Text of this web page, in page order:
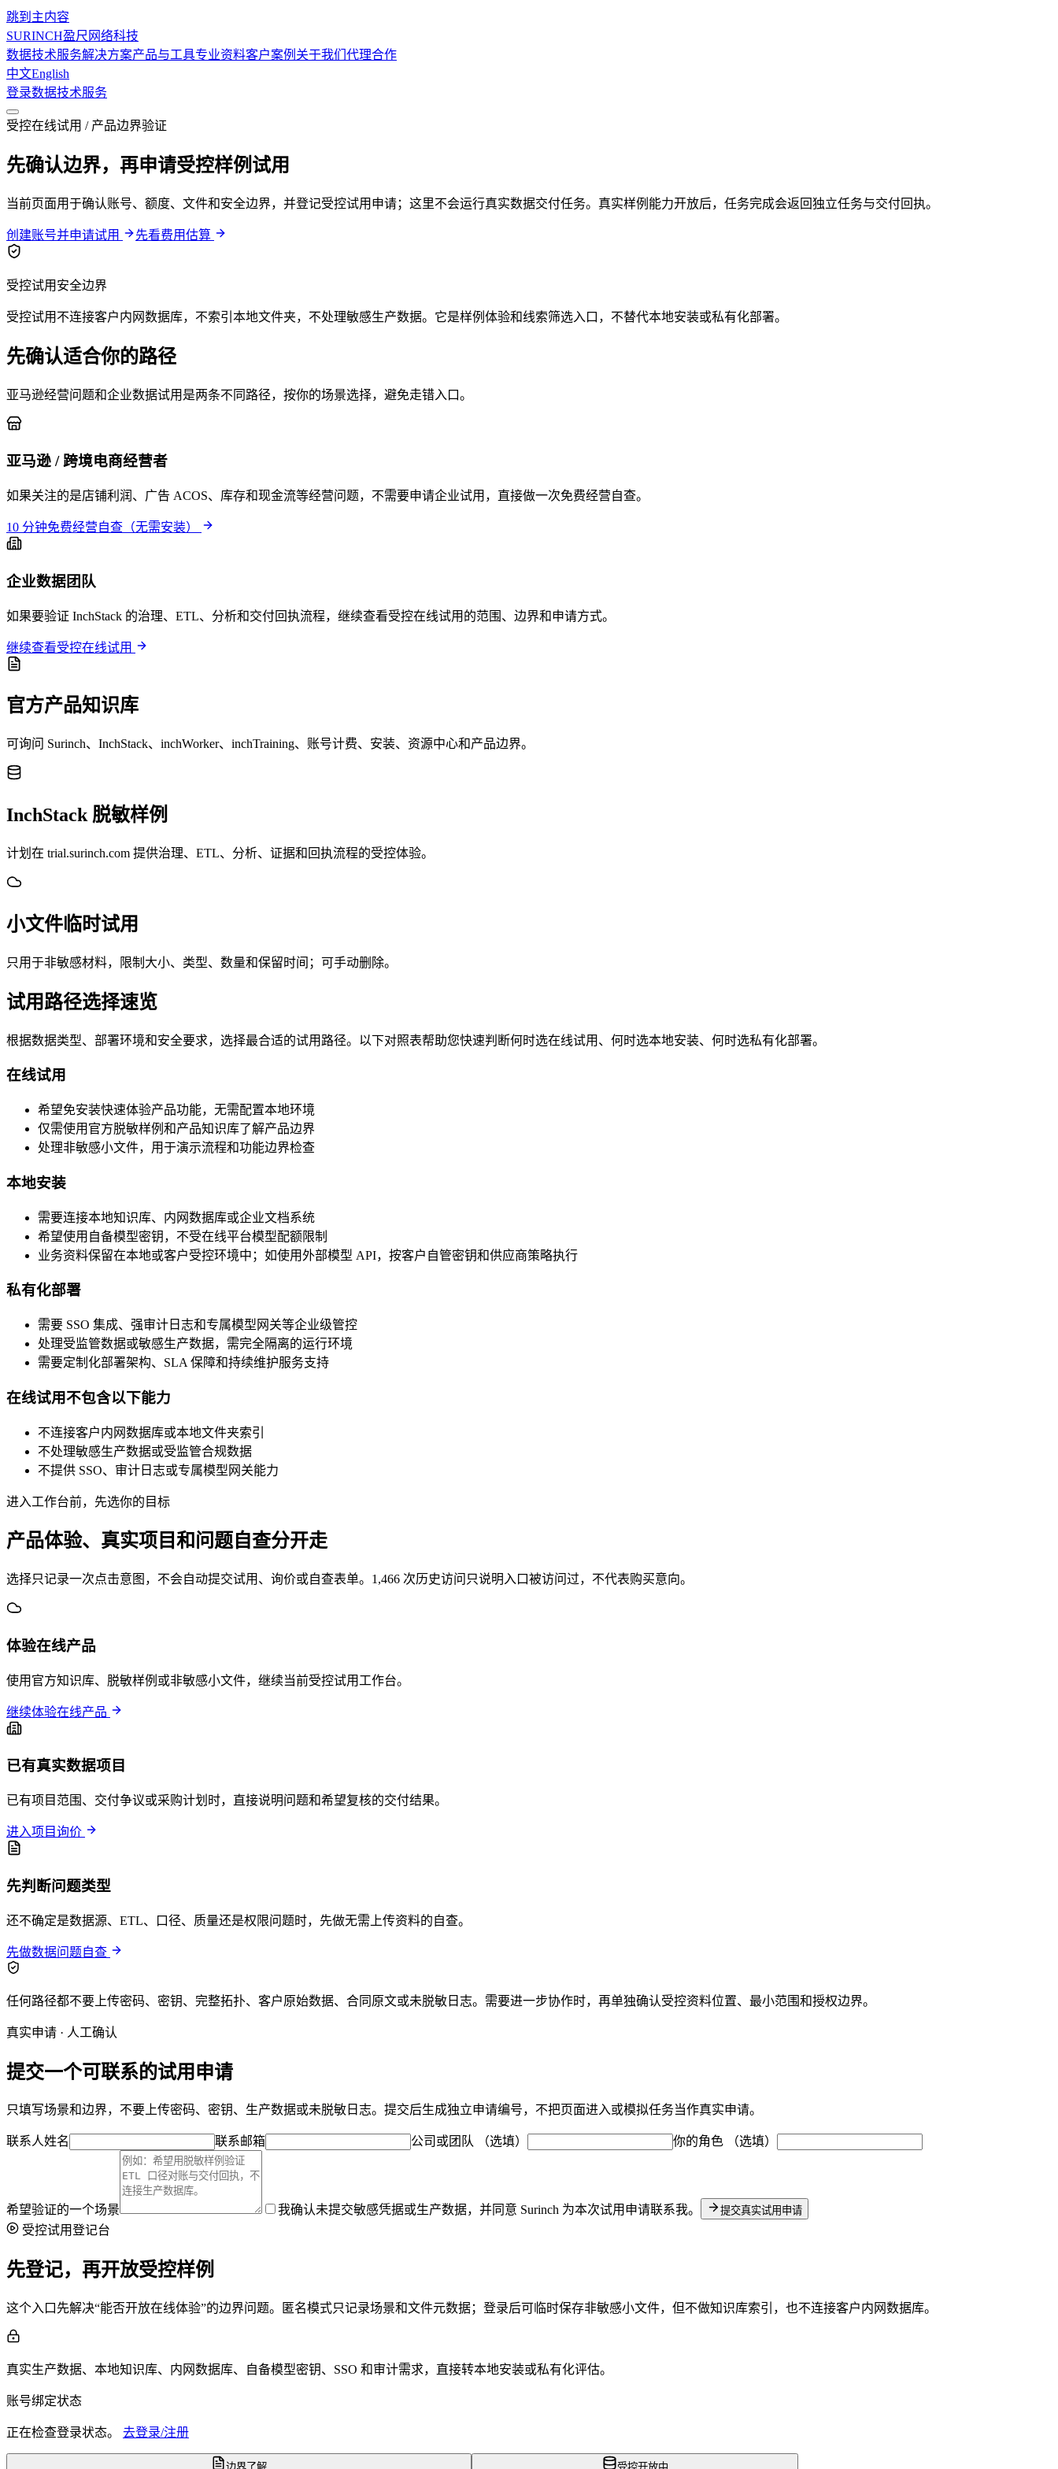
跳到主内容
SURINCH盈尺网络科技
数据技术服务解决方案产品与工具专业资料客户案例 关于我们 代理合作
中文English
登录数据技术服务
受控在线试用 / 产品边界验证
先确认边界，再申请受控样例试用
当前页面用于确认账号、额度、文件和安全边界，并登记受控试用申请；这里不会运行真实数据交付任务。真实样例能力开放后，任务完成会返回独立任务与交付回执。
创建账号并申请试用 先看费用估算
受控试用安全边界
受控试用不连接客户内网数据库，不索引本地文件夹，不处理敏感生产数据。它是样例体验和线索筛选入口，不替代本地安装或私有化部署。
先确认适合你的路径
亚马逊经营问题和企业数据试用是两条不同路径，按你的场景选择，避免走错入口。
亚马逊 / 跨境电商经营者
如果关注的是店铺利润、广告 ACOS、库存和现金流等经营问题，不需要申请企业试用，直接做一次免费经营自查。
10 分钟免费经营自查（无需安装）
企业数据团队
如果要验证 InchStack 的治理、ETL、分析和交付回执流程，继续查看受控在线试用的范围、边界和申请方式。
继续查看受控在线试用
官方产品知识库
可询问 Surinch、InchStack、inchWorker、inchTraining、账号计费、安装、资源中心和产品边界。
InchStack 脱敏样例
计划在 trial.surinch.com 提供治理、ETL、分析、证据和回执流程的受控体验。
小文件临时试用
只用于非敏感材料，限制大小、类型、数量和保留时间；可手动删除。
试用路径选择速览
根据数据类型、部署环境和安全要求，选择最合适的试用路径。以下对照表帮助您快速判断何时选在线试用、何时选本地安装、何时选私有化部署。
在线试用
希望免安装快速体验产品功能，无需配置本地环境
仅需使用官方脱敏样例和产品知识库了解产品边界
处理非敏感小文件，用于演示流程和功能边界检查
本地安装
需要连接本地知识库、内网数据库或企业文档系统
希望使用自备模型密钥，不受在线平台模型配额限制
业务资料保留在本地或客户受控环境中；如使用外部模型 API，按客户自管密钥和供应商策略执行
私有化部署
需要 SSO 集成、强审计日志和专属模型网关等企业级管控
处理受监管数据或敏感生产数据，需完全隔离的运行环境
需要定制化部署架构、SLA 保障和持续维护服务支持
在线试用不包含以下能力
不连接客户内网数据库或本地文件夹索引
不处理敏感生产数据或受监管合规数据
不提供 SSO、审计日志或专属模型网关能力
进入工作台前，先选你的目标
产品体验、真实项目和问题自查分开走
选择只记录一次点击意图，不会自动提交试用、询价或自查表单。1,466 次历史访问只说明入口被访问过，不代表购买意向。
体验在线产品
使用官方知识库、脱敏样例或非敏感小文件，继续当前受控试用工作台。
继续体验在线产品
已有真实数据项目
已有项目范围、交付争议或采购计划时，直接说明问题和希望复核的交付结果。
进入项目询价
先判断问题类型
还不确定是数据源、ETL、口径、质量还是权限问题时，先做无需上传资料的自查。
先做数据问题自查
任何路径都不要上传密码、密钥、完整拓扑、客户原始数据、合同原文或未脱敏日志。需要进一步协作时，再单独确认受控资料位置、最小范围和授权边界。
真实申请 · 人工确认
提交一个可联系的试用申请
只填写场景和边界，不要上传密码、密钥、生产数据或未脱敏日志。提交后生成独立申请编号，不把页面进入或模拟任务当作真实申请。
联系人姓名 联系邮箱 公司或团队 （选填） 你的角色 （选填）
希望验证的一个场景 我确认未提交敏感凭据或生产数据，并同意 Surinch 为本次试用申请联系我。 提交真实试用申请
受控试用登记台
先登记，再开放受控样例
这个入口先解决“能否开放在线体验”的边界问题。匿名模式只记录场景和文件元数据；登录后可临时保存非敏感小文件，但不做知识库索引，也不连接客户内网数据库。
真实生产数据、本地知识库、内网数据库、自备模型密钥、SSO 和审计需求，直接转本地安装或私有化评估。
账号绑定状态
正在检查登录状态。 去登录/注册